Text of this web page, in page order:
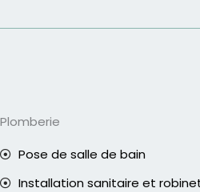
Plomberie
Pose de salle de bain
Installation sanitaire et